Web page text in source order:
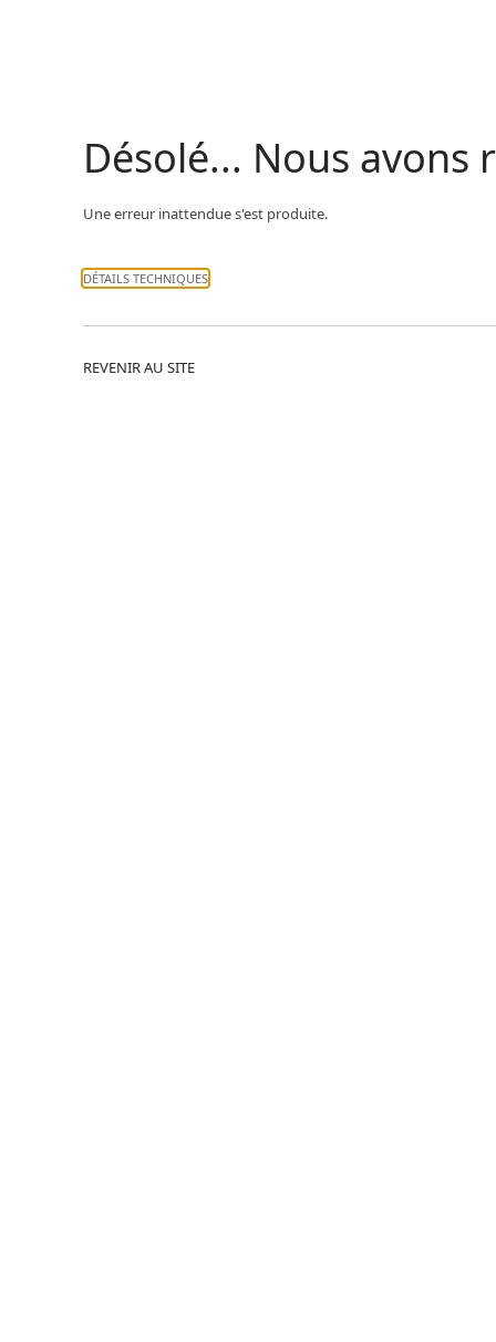
Désolé... Nous
Une erreur inattendue s'est produite.
DÉTAILS TECHNIQUES
REVENIR AU SITE